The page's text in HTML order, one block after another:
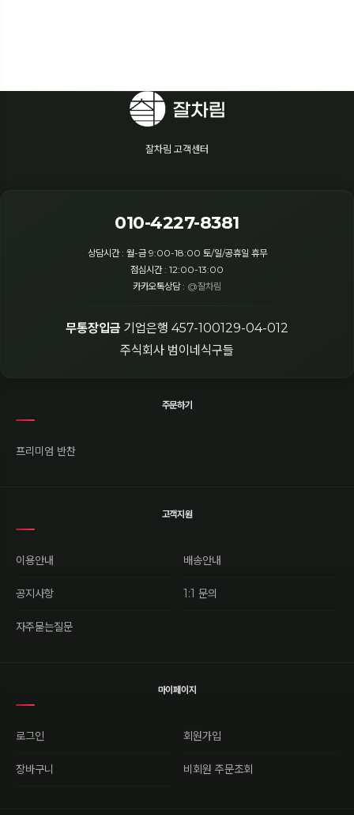
잘차림 고객센터
010-4227-8381
상담시간 : 월-금 9:00-18:00 토/일/공휴일 휴무
점심시간 : 12:00-13:00
카카오톡상담 : @잘차림
무통장입금 기업은행 457-100129-04-012
주식회사 범이네식구들
주문하기
프리미엄 반찬
고객지원
이용안내 배송안내
공지사항 1:1 문의
자주묻는질문
마이페이지
로그인 회원가입
장바구니 비회원 주문조회